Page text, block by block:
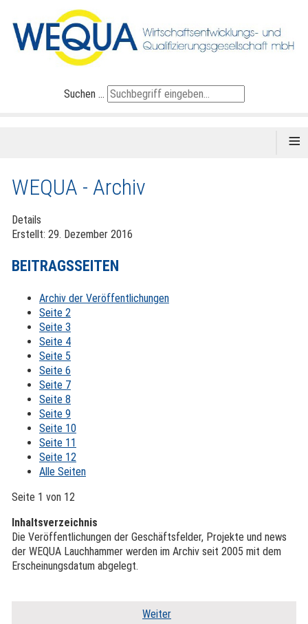
Suchen ...
≡
WEQUA - Archiv
Details
Erstellt: 29. Dezember 2016
BEITRAGSSEITEN
Archiv der Veröffentlichungen
Seite 2
Seite 3
Seite 4
Seite 5
Seite 6
Seite 7
Seite 8
Seite 9
Seite 10
Seite 11
Seite 12
Alle Seiten
Seite 1 von 12
Inhaltsverzeichnis
Die Veröffentlichungen der Geschäftsfelder, Projekte und news
der WEQUA Lauchhammer werden im Archiv seit 2005 mit dem
Erscheinungsdatum abgelegt.
Weiter